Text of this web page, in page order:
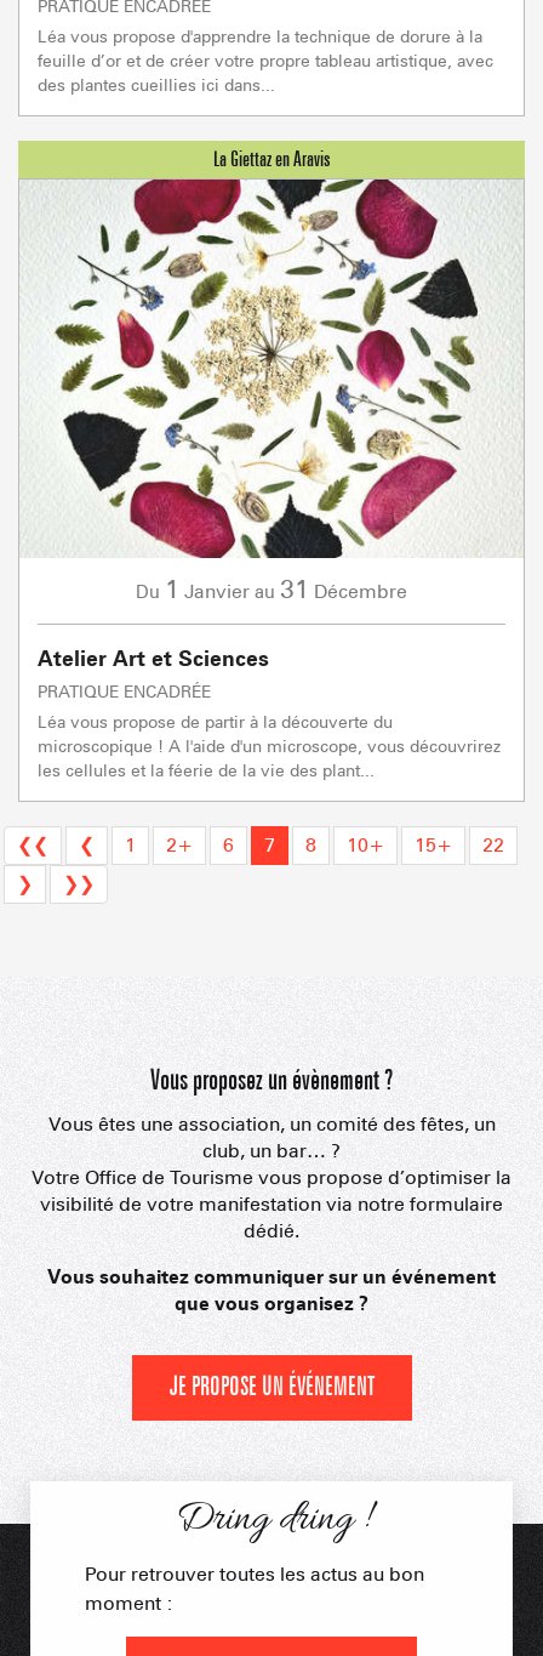
PRATIQUE ENCADRÉE
Léa vous propose d'apprendre la technique de dorure à la
feuille d’or et de créer votre propre tableau artistique, avec
des plantes cueillies ici dans...
Du 1 Janvier au 31 Décembre
Atelier Art et Sciences
PRATIQUE ENCADRÉE
Léa vous propose de partir à la découverte du
microscopique ! A l'aide d'un microscope, vous découvrirez
les cellules et la féerie de la vie des plant...
❮❮ ❮ 1 2+ 6 7 8 10+ 15+
22
❯
❯❯
Vous proposez un évènement ?
Vous êtes une association, un comité des fêtes, un
club, un bar… ?
Votre Office de Tourisme vous propose d’optimiser la
visibilité de votre manifestation via notre formulaire
dédié.
Vous souhaitez communiquer sur un événement
que vous organisez ?
JE PROPOSE UN ÉVÉNEMENT
Dring dring !
Pour retrouver toutes les actus au bon
moment :